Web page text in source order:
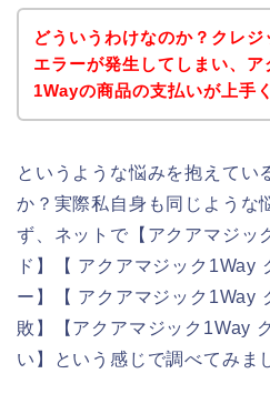
どういうわけなのか？クレジ
エラーが発生してしまい、ア
1Wayの商品の支払いが上手
というような悩みを抱えてい
か？実際私自身も同じような
ず、ネットで【アクアマジッ
ド】【 アクアマジック
ー】【 アクアマジック
敗】【アクアマジック1Way
い】という感じで調べてみま